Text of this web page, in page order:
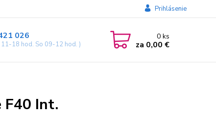
Prihlásenie
026
11-18 hod. So 09-12 hod. )
0ks
za 0,00 €
F40 Int.